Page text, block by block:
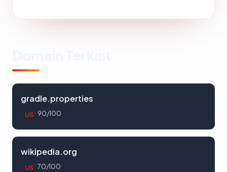
gradle.properties
US 90/100
wikipedia.org
US 70/100